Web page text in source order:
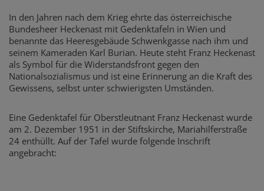
In den Jahren nach dem Krieg ehrte das österreichische
Bundesheer Heckenast mit Gedenktafeln in Wien und
benannte das Heeresgebäude Schwenkgasse nach ihm und
seinem Kameraden Karl Burian. Heute steht Franz Heckenast
als Symbol für die Widerstandsfront gegen den
Nationalsozialismus und ist eine Erinnerung an die Kraft des
Gewissens, selbst unter schwierigsten Umständen.
Eine Gedenktafel für Oberstleutnant Franz Heckenast wurde
am 2. Dezember 1951 in der Stiftskirche, Mariahilferstraße
24 enthüllt. Auf der Tafel wurde folgende Inschrift
angebracht: